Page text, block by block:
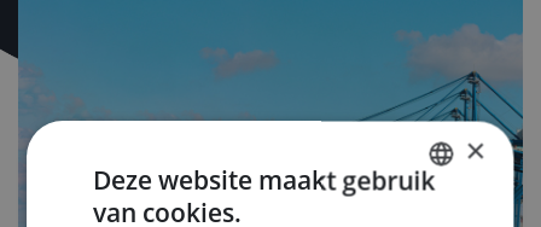
×
Deze website maakt gebruik
van cookies.